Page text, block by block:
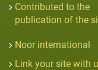
Contributed to the
publication of the
Noor international
Link your site with